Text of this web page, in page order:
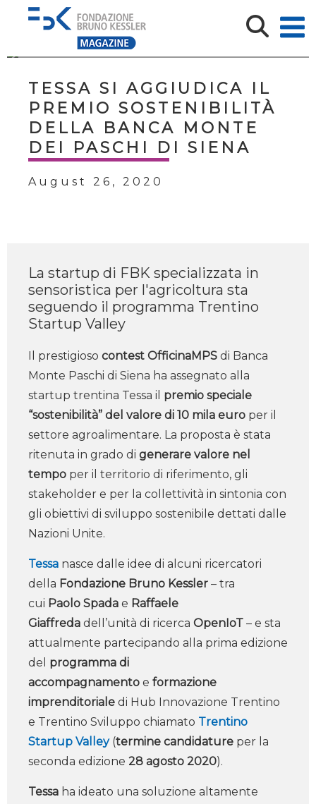
TESSA SI AGGIUDICA IL
PREMIO SOSTENIBILITÀ
DELLA BANCA MONTE
DEI PASCHI DI SIENA
August 26, 2020
La startup di FBK specializzata in
sensoristica per l'agricoltura sta
seguendo il programma Trentino
Startup Valley
Il prestigioso contest OfficinaMPS di Banca
Monte Paschi di Siena ha assegnato alla
startup trentina Tessa il premio speciale
“sostenibilità” del valore di 10 mila euro per il
settore agroalimentare. La proposta è stata
ritenuta in grado di generare valore nel
tempo per il territorio di riferimento, gli
stakeholder e per la collettività in sintonia con
gli obiettivi di sviluppo sostenibile dettati dalle
Nazioni Unite.
Tessa nasce dalle idee di alcuni ricercatori
della Fondazione Bruno Kessler – tra
cui Paolo Spada e Raffaele
Giaffreda dell’unità di ricerca OpenIoT – e sta
attualmente partecipando alla prima edizione
del programma di
accompagnamento e formazione
imprenditoriale di Hub Innovazione Trentino
e Trentino Sviluppo chiamato Trentino
Startup Valley(termine candidature per la
seconda edizione 28 agosto 2020).
Tessa ha ideato una soluzione altamente